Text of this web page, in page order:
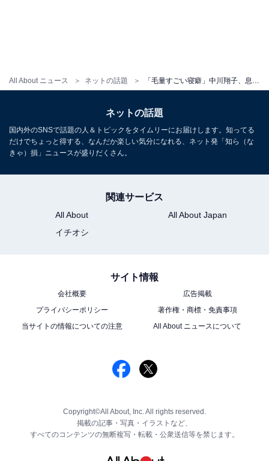
All About ニュース ネットの話題
ネットの話題
国内外のSNSで話題の人＆トピックをタイムリーにお届けします。知ってる
だけでちょっと得する、なんだか楽しい気分になれる、ネット発「知ら（な
きゃ）損」ニュースが盛りだくさん。
関連サービス
All About
All About Japan
イチオシ
サイト情報
会社概要
広告掲載
プライバシーポリシー
著作権・商標・免責事項
当サイトの情報についての注意
All About ニュースについて
Copyright©All About, Inc. All rights reserved.
掲載の記事・写真・イラストなど、
すべてのコンテンツの無断複写・転載・公衆送信等を禁じます。